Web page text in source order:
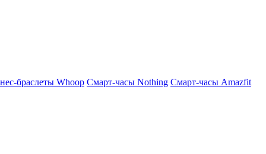
браслеты Whoop Смарт-часы Nothing Смарт-часы Amazfit